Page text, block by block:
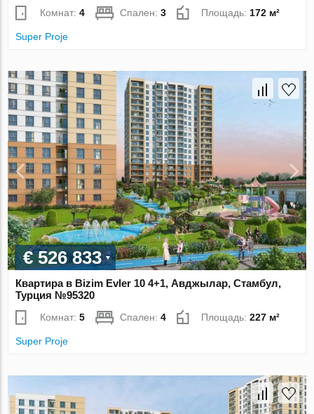
Комнат:4 Спален:3 Площадь:172 м²
Super Proje
€ 526 833
Квартира в Bizim Evler 10 4+1, Авджылар, Стамбул,
Турция №95320
Комнат:5 Спален:4 Площадь:227 м²
Super Proje